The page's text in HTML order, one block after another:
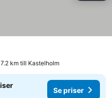
km till Kastelholm
Se priser